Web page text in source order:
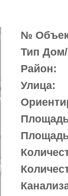
№
Тип Дом/
Район:
Улица: